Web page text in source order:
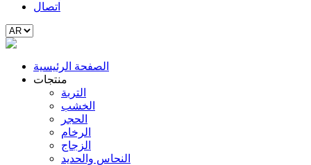
اتصال
الصفحة الرئيسية
منتجات
التربة
الخشب
الحجر
الرخام
الزجاج
النحاس والحديد